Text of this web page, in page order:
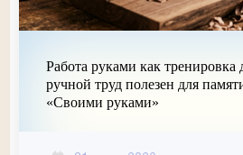
Работа руками как тренировка
ручной труд полезен для
«Своими руками»